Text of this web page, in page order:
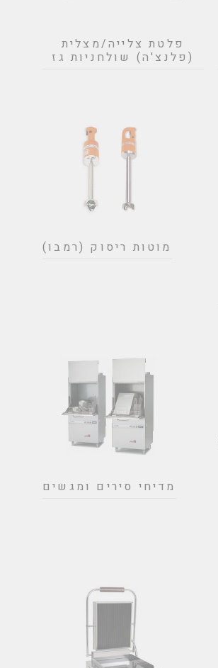
פלטת צלייה/מצלית
(פלנצ'ה) שולחניות גז
מוטות ריסוק (רמבו)
מדיחי סירים ומגשים